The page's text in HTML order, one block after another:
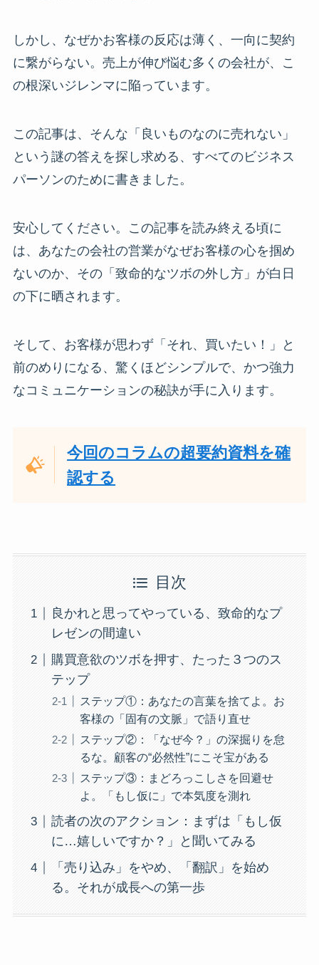
しかし、なぜかお客様の反応は薄く、一向に契約
に繋がらない。売上が伸び悩む多くの会社が、こ
の根深いジレンマに陥っています。
この記事は、そんな「良いものなのに売れない」
という謎の答えを探し求める、すべてのビジネス
パーソンのために書きました。
安心してください。この記事を読み終える頃に
は、あなたの会社の営業がなぜお客様の心を掴め
ないのか、その「致命的なツボの外し方」が白日
の下に晒されます。
そして、お客様が思わず「それ、買いたい！」と
前のめりになる、驚くほどシンプルで、かつ強力
なコミュニケーションの秘訣が手に入ります。
今回のコラムの超要約資料を確
認する
目次
良かれと思ってやっている、致命的なプ
レゼンの間違い
購買意欲のツボを押す、たった３つのス
テップ
ステップ①：あなたの言葉を捨てよ。お
客様の「固有の文脈」で語り直せ
ステップ②：「なぜ今？」の深掘りを怠
るな。顧客の“必然性”にこそ宝がある
ステップ③：まどろっこしさを回避せ
よ。「もし仮に」で本気度を測れ
読者の次のアクション：まずは「もし仮
に…嬉しいですか？」と聞いてみる
「売り込み」をやめ、「翻訳」を始め
る。それが成長への第一歩